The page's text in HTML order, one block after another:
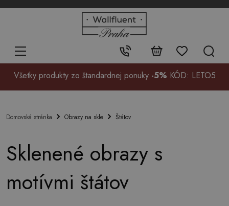
Kontakt:
+48
99
Všetky produkty zo štandardnej ponuky -5% KÓD: LETO5
Domovská stránka Obrazy na skle Štátov
Sklenené obrazy s
motívmi štátov